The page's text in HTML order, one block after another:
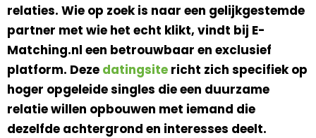
relaties. Wie op zoek is naar een gelijkgestemde
partner met wie het echt klikt, vindt bij E-
Matching.nl een betrouwbaar en exclusief
platform. Deze datingsite richt zich specifiek op
hoger opgeleide singles die een duurzame
relatie willen opbouwen met iemand die
dezelfde achtergrond en interesses deelt.